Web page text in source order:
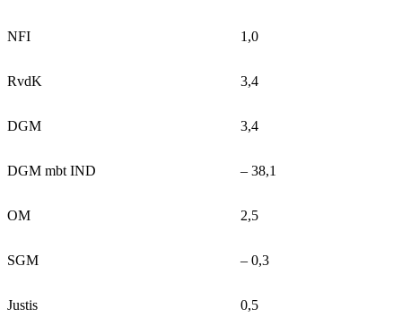
NFI 1,0
RvdK 3,4
DGM 3,4
DGM mbt IND ‒ 38,1
OM 2,5
SGM ‒ 0,3
Justis 0,5